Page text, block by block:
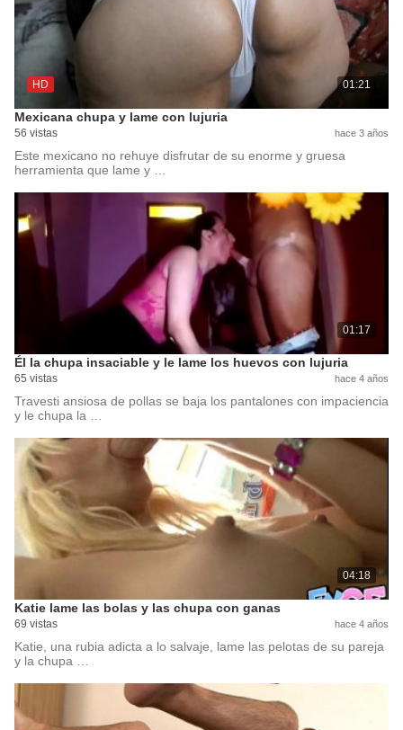
HD 01:21
Mexicana chupa y lame con lujuria
56 vistas hace 3 años
Este mexicano no rehuye disfrutar de su enorme y gruesa
herramienta que lame y …
01:17
Él la chupa insaciable y le lame los huevos con lujuria
65 vistas hace 4 años
Travesti ansiosa de pollas se baja los pantalones con impaciencia
y le chupa la …
04:18
Katie lame las bolas y las chupa con ganas
69 vistas hace 4 años
Katie, una rubia adicta a lo salvaje, lame las pelotas de su pareja
y la chupa …